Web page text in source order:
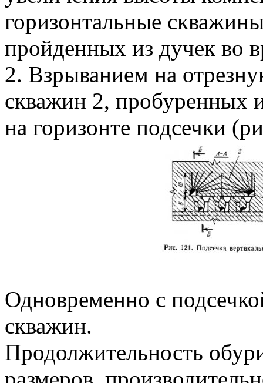
горизонтальные
пройденных из дучек во
2. Взрыванием на
скважин 2, пробуренных
на горизонте подсечки
Одновременно с
скважин.
Продолжительность